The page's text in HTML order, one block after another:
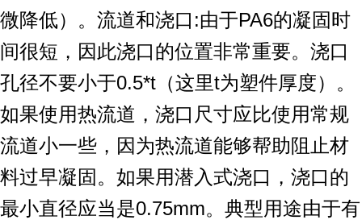
微降低）。流道和浇口:由于PA6的凝固时
间很短，因此浇口的位置非常重要。浇口
孔径不要小于0.5*t（这里t为塑件厚度）。
如果使用热流道，浇口尺寸应比使用常规
流道小一些，因为热流道能够帮助阻止材
料过早凝固。如果用潜入式浇口，浇口的
最小直径应当是0.75mm。典型用途由于有